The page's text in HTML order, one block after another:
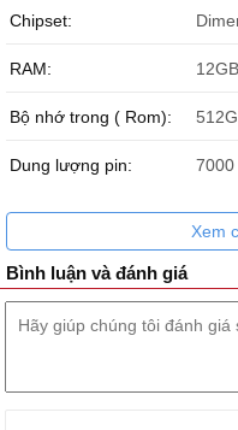
Xiaomi 17T Pro
Gorilla Glass 7i cứng cáp
Màn hình AMOLED
nghệ bảo vệ mắt tiên
Chip Dimensity 9500 (3
nhớ trong ROM tối đa
Hệ thống 3 camera 50
Chipset:
RAM: 12GB
Bộ nhớ trong ( Rom):
Dung lượng pin: 7000
Xem
Bình luận và đánh giá